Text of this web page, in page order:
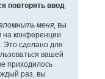
повторять ввод
меня, вы
на конференции
Это сделано для
вашей
приходилось
раз, вы